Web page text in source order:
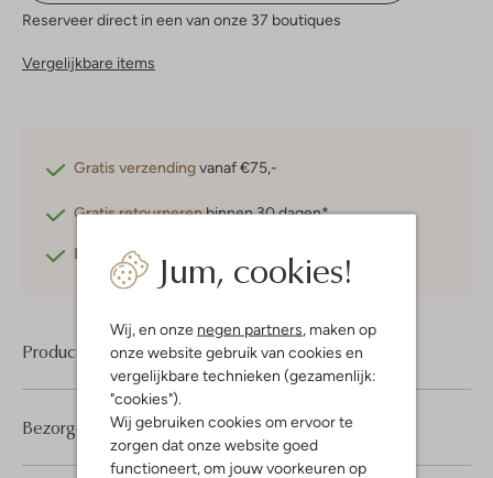
Jum, cookies!
Wij, en onze negen partners, maken op
onze website gebruik van cookies en
vergelijkbare technieken (gezamenlijk:
"cookies").
Wij gebruiken cookies om ervoor te
zorgen dat onze website goed
functioneert, om jouw voorkeuren op
Reserveer direct in een van onze 37 boutiques
Vergelijkbare items
Gratis verzendingvanaf €75,-
Gratis retournerenbinnen 30 dagen*
Betaal achteraf
Product informatie
Bezorgen & retourneren